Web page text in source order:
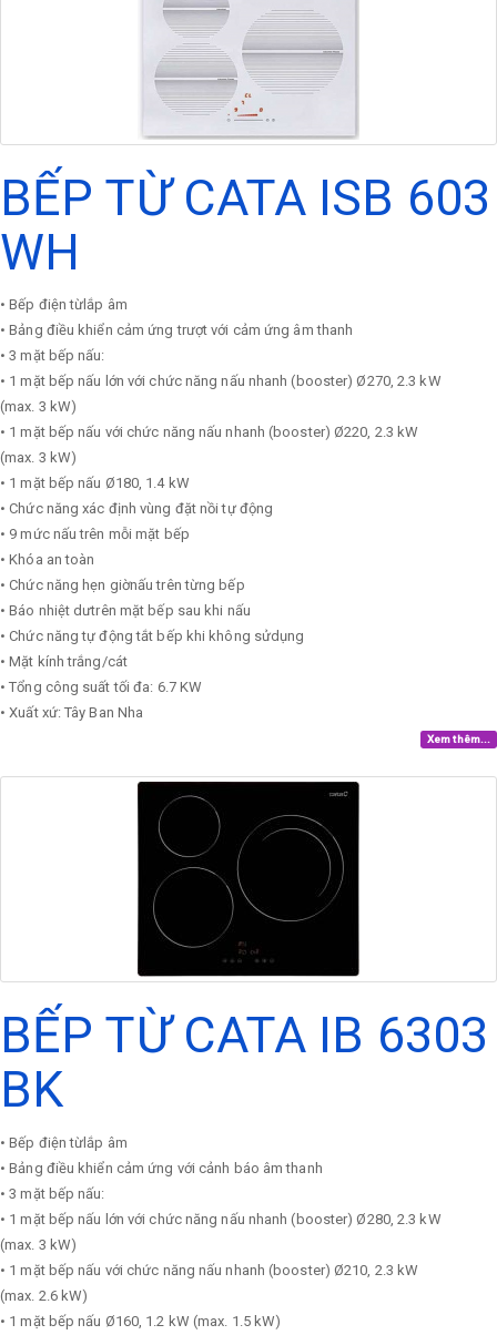
BẾP TỪ CATA ISB 603
WH
• Bếp điện từlắp âm
• Bảng điều khiển cảm ứng trượt với cảm ứng âm thanh
• 3 mặt bếp nấu:
• 1 mặt bếp nấu lớn với chức năng nấu nhanh (booster) Ø270, 2.3 kW
(max. 3 kW)
• 1 mặt bếp nấu với chức năng nấu nhanh (booster) Ø220, 2.3 kW
(max. 3 kW)
• 1 mặt bếp nấu Ø180, 1.4 kW
• Chức năng xác định vùng đặt nồi tự động
• 9 mức nấu trên mỗi mặt bếp
• Khóa an toàn
• Chức năng hẹn giờnấu trên từng bếp
• Báo nhiệt dưtrên mặt bếp sau khi nấu
• Chức năng tự động tắt bếp khi không sửdụng
• Mặt kính trắng/cát
• Tổng công suất tối đa: 6.7 KW
• Xuất xứ: Tây Ban Nha
Xem thêm...
BẾP TỪ CATA IB 6303
BK
• Bếp điện từlắp âm
• Bảng điều khiển cảm ứng với cảnh báo âm thanh
• 3 mặt bếp nấu:
• 1 mặt bếp nấu lớn với chức năng nấu nhanh (booster) Ø280, 2.3 kW
(max. 3 kW)
• 1 mặt bếp nấu với chức năng nấu nhanh (booster) Ø210, 2.3 kW
(max. 2.6 kW)
• 1 mặt bếp nấu Ø160, 1.2 kW (max. 1.5 kW)